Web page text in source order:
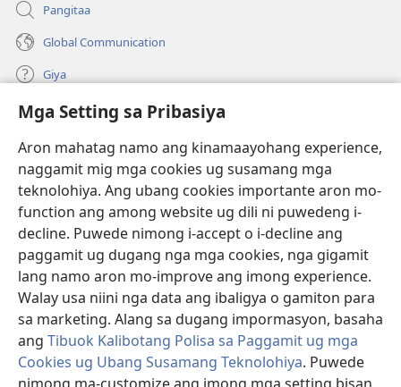
Mga Setting sa Pribasiya
Aron mahatag namo ang kinamaayohang experience,
naggamit mig mga cookies ug susamang mga
teknolohiya. Ang ubang cookies importante aron mo-
function ang among website ug dili ni puwedeng i-
decline. Puwede nimong i-accept o i-decline ang
paggamit ug dugang nga mga cookies, nga gigamit
lang namo aron mo-improve ang imong experience.
Walay usa niini nga data ang ibaligya o gamiton para
sa marketing. Alang sa dugang impormasyon, basaha
ang Tibuok Kalibotang Polisa sa Paggamit ug mga
Cookies ug Ubang Susamang Teknolohiya. Puwede
Pangitaa
Global Communication
Giya
Donasyon
(mo-
open
bag-
ong
window)
Watchtower ONLINE NGA LIBRARYA
(mo-
open
ug
bag-
window)
JW Hub
(mo-
open
ug
bag-
ong
window)
JW Library
Watchtower Library
Copyright© 2026 Watch Tower Bible and Tract Society of Pennsylvania.